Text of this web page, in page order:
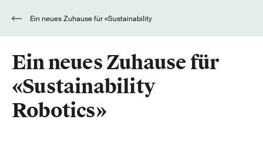
Ein neues Zuhause für
«Sustainability
Robotics»